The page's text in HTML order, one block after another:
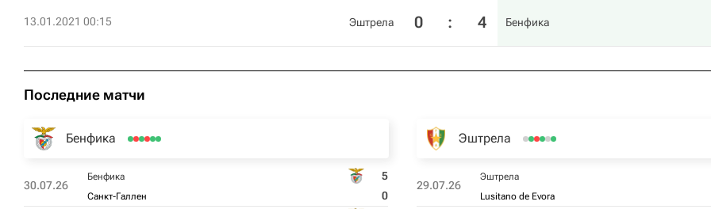
13.01.2021 00:15 Эштрела 0 : 4 Бенфика
Последние матчи
Бенфика
30.07.26
Бенфика 5
Санкт-Галлен 0
Эштрела
29.07.26
Эштрела
Lusitano de Evora